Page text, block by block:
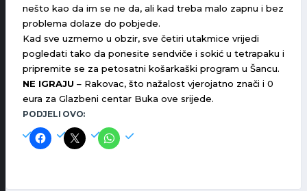
nešto kao da im se ne da, ali kad treba malo zapnu i bez
problema dolaze do pobjede.
Kad sve uzmemo u obzir, sve četiri utakmice vrijedi
pogledati tako da ponesite sendviče i sokić u tetrapaku i
pripremite se za petosatni košarkaški program u Šancu.
NE IGRAJU – Rakovac, što nažalost vjerojatno znači i 0
eura za Glazbeni centar Buka ove srijede.
PODJELI OVO: